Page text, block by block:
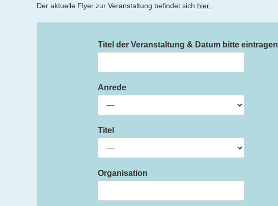
Der aktuelle Flyer zur Veranstaltung befindet sich hier.
Titel der Veranstaltung & Datum bitte eintragen
Anrede
Titel
Organisation